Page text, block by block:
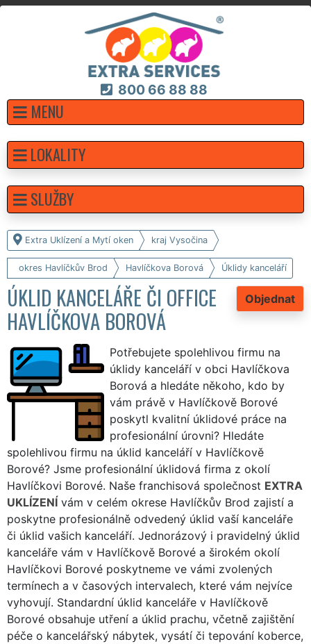
800 66 88 88
MENU
Extra Uklízení a Mytí oken kraj Vysočina
okres Havlíčkův Brod Havlíčkova Borová Úklidy kanceláří
Objednat
ÚKLID KANCELÁŘE ČI OFFICE
HAVLÍČKOVA BOROVÁ
Potřebujete spolehlivou firmu na
úklidy kanceláří v obci Havlíčkova
Borová a hledáte někoho, kdo by
vám právě v Havlíčkově Borové
poskytl kvalitní úklidové práce na
profesionální úrovni? Hledáte
spolehlivou firmu na úklid kanceláří v Havlíčkově
Borové? Jsme profesionální úklidová firma z okolí
Havlíčkovi Borové. Naše franchisová společnost EXTRA
UKLÍZENÍ vám v celém okrese Havlíčkův Brod zajistí a
poskytne profesionálně odvedený úklid vaší kanceláře
či úklid vašich kanceláří. Jednorázový i pravidelný úklid
kanceláře vám v Havlíčkově Borové a širokém okolí
Havlíčkovi Borové poskytneme ve vámi zvolených
termínech a v časových intervalech, které vám nejvíce
vyhovují. Standardní úklid kanceláře v Havlíčkově
Borové obsahuje utření a úklid prachu, včetně zajištění
péče o kancelářský nábytek, vysátí či tepování koberce,
LOKALITY
SLUŽBY